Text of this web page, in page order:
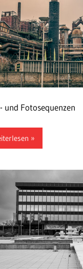
und Fotosequenzen